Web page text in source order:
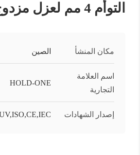
التوأم 4 مم لعزل مزدوج
مكان المنشأ الصين
اسم العلامة
التجارية
HOLD-ONE
إصدار الشهادات